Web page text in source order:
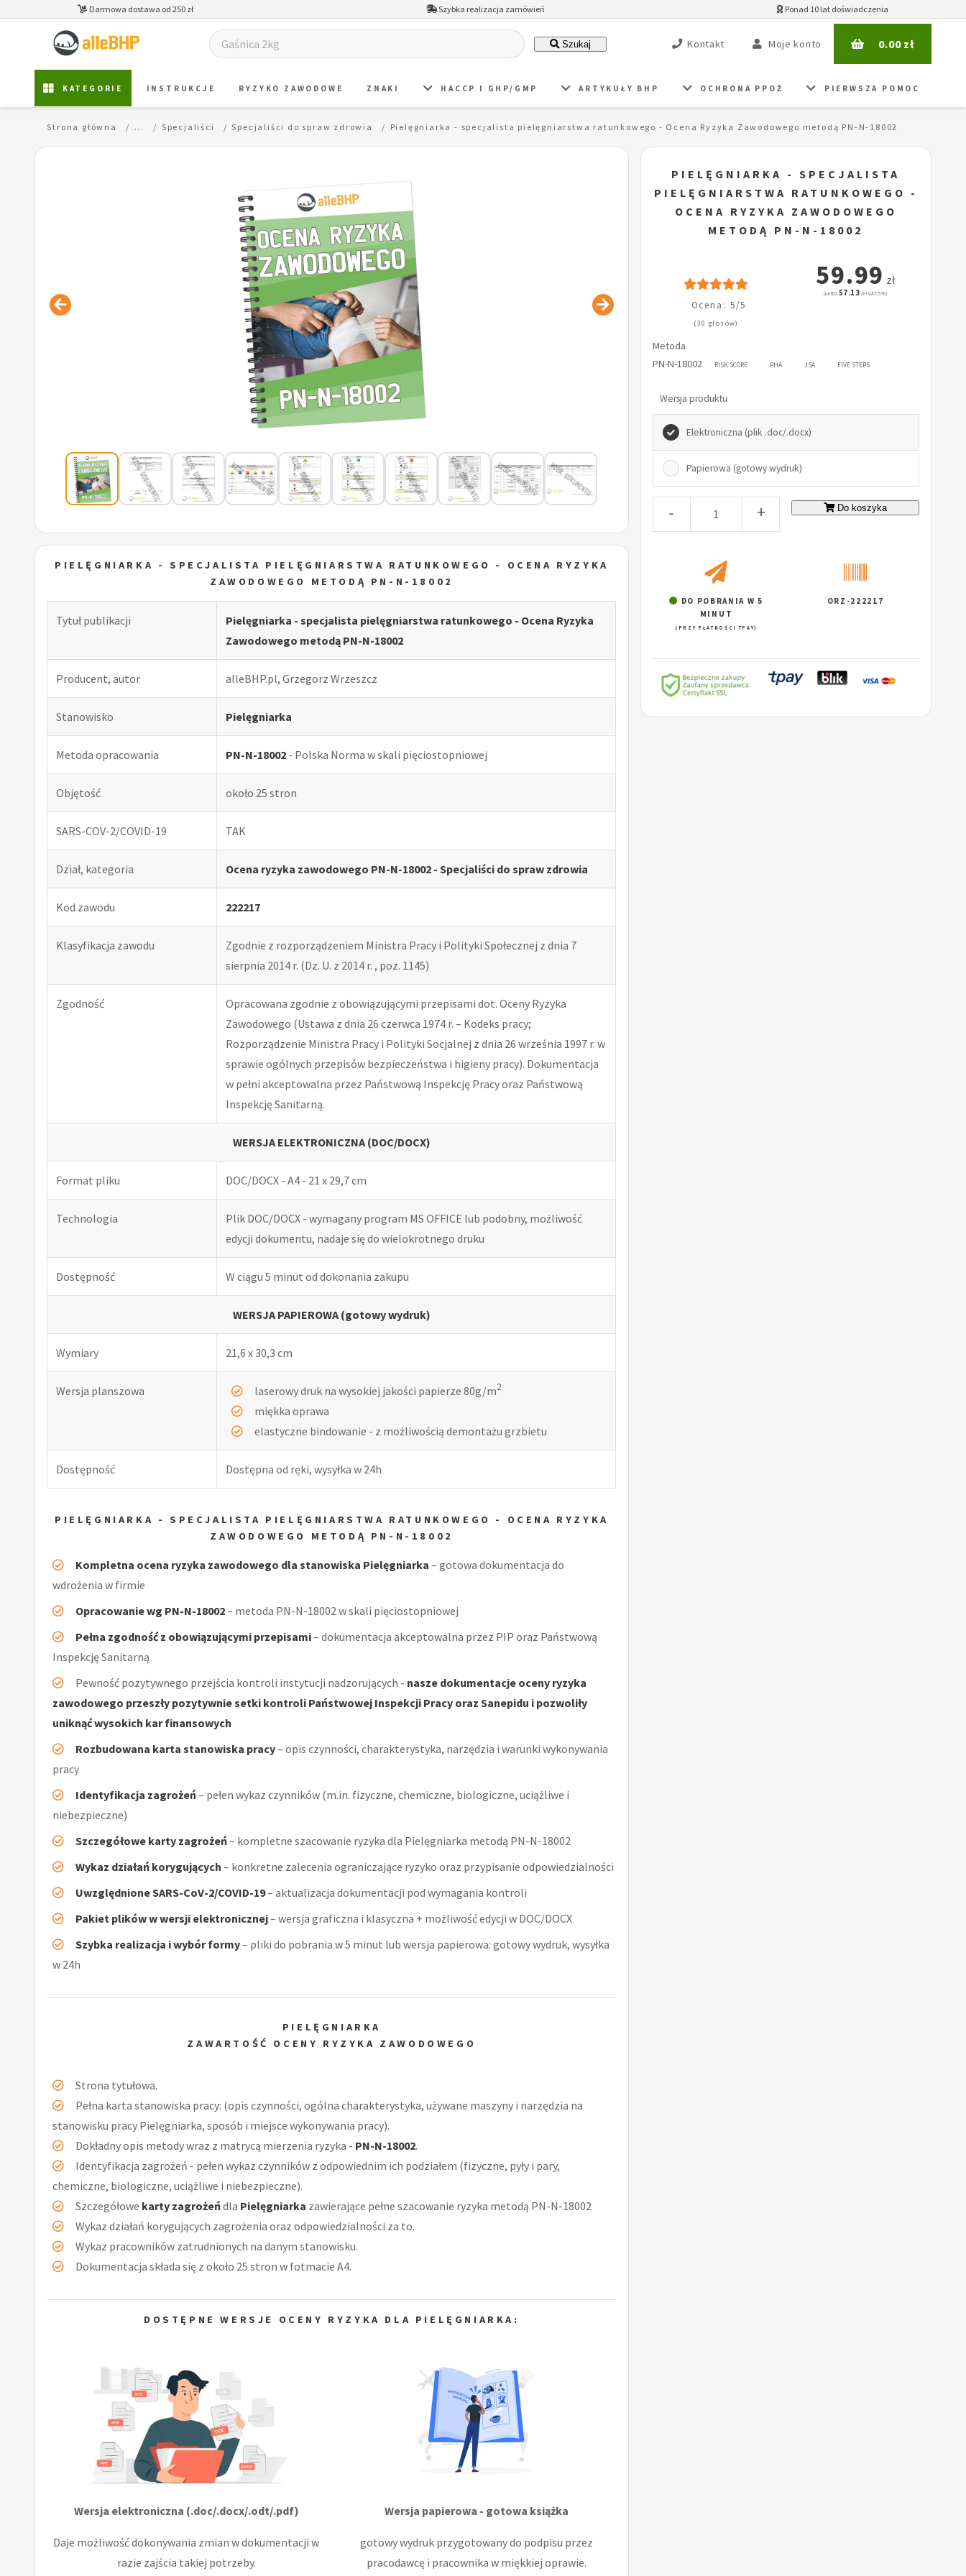
Darmowa dostawa od 250 zł Szybka realizacja zamówień Ponad 10 lat doświadczenia
Szukaj Kontakt Moje konto 0.00zł
KATEGORIE INSTRUKCJE RYZYKO ZAWODOWE ZNAKI HACCP I GHP/GMP ARTYKUŁY BHP OCHRONA PPOŻ PIERWSZA POMOC
Strona główna ... Specjaliści Specjaliści do spraw zdrowia Pielęgniarka - specjalista pielęgniarstwa ratunkowego - Ocena Ryzyka Zawodowego metodą PN-N-18002
PIELĘGNIARKA - SPECJALISTA PIELĘGNIARSTWA RATUNKOWEGO - OCENA RYZYKA
ZAWODOWEGO METODĄ PN-N-18002
Tytuł publikacji
Pielęgniarka - specjalista pielęgniarstwa ratunkowego - Ocena Ryzyka
Zawodowego metodą PN-N-18002
Producent, autor alleBHP.pl, Grzegorz Wrzeszcz
Stanowisko Pielęgniarka
Metoda opracowania PN-N-18002 - Polska Norma w skali pięciostopniowej
Objętość około 25 stron
SARS-COV-2/COVID-19 TAK
Dział, kategoria Ocena ryzyka zawodowego PN-N-18002 - Specjaliści do spraw zdrowia
Kod zawodu 222217
Klasyfikacja zawodu
Zgodnie z rozporządzeniem Ministra Pracy i Polityki Społecznej z dnia 7
sierpnia 2014 r. (Dz. U. z 2014 r. , poz. 1145)
Zgodność
Opracowana zgodnie z obowiązującymi przepisami dot. Oceny Ryzyka
Zawodowego (Ustawa z dnia 26 czerwca 1974 r. – Kodeks pracy;
Rozporządzenie Ministra Pracy i Polityki Socjalnej z dnia 26 września 1997 r. w
sprawie ogólnych przepisów bezpieczeństwa i higieny pracy). Dokumentacja
w pełni akceptowalna przez Państwową Inspekcję Pracy oraz Państwową
Inspekcję Sanitarną.
WERSJA ELEKTRONICZNA (DOC/DOCX)
Format pliku DOC/DOCX - A4 - 21 x 29,7 cm
Technologia
Plik DOC/DOCX - wymagany program MS OFFICE lub podobny, możliwość
edycji dokumentu, nadaje się do wielokrotnego druku
Dostępność W ciągu 5 minut od dokonania zakupu
WERSJA PAPIEROWA (gotowy wydruk)
Wymiary 21,6 x 30,3 cm
Wersja planszowa laserowy druk na wysokiej jakości papierze 80g/m2
miękka oprawa
elastyczne bindowanie - z możliwością demontażu grzbietu
Dostępność Dostępna od ręki, wysyłka w 24h
PIELĘGNIARKA - SPECJALISTA PIELĘGNIARSTWA RATUNKOWEGO - OCENA RYZYKA
ZAWODOWEGO METODĄ PN-N-18002
Kompletna ocena ryzyka zawodowego dla stanowiska Pielęgniarka – gotowa dokumentacja do
wdrożenia w firmie
Opracowanie wg PN-N-18002– metoda PN-N-18002 w skali pięciostopniowej
Pełna zgodność z obowiązującymi przepisami– dokumentacja akceptowalna przez PIP oraz Państwową
Inspekcję Sanitarną
Pewność pozytywnego przejścia kontroli instytucji nadzorujących - nasze dokumentacje oceny ryzyka
zawodowego przeszły pozytywnie setki kontroli Państwowej Inspekcji Pracy oraz Sanepidu i pozwoliły
uniknąć wysokich kar finansowych
Rozbudowana karta stanowiska pracy– opis czynności, charakterystyka, narzędzia i warunki wykonywania
pracy
Identyfikacja zagrożeń– pełen wykaz czynników (m.in. fizyczne, chemiczne, biologiczne, uciążliwe i
niebezpieczne)
Szczegółowe karty zagrożeń– kompletne szacowanie ryzyka dla Pielęgniarka metodą PN-N-18002
Wykaz działań korygujących – konkretne zalecenia ograniczające ryzyko oraz przypisanie odpowiedzialności
Uwzględnione SARS-CoV-2/COVID-19– aktualizacja dokumentacji pod wymagania kontroli
Pakiet plików w wersji elektronicznej– wersja graficzna i klasyczna + możliwość edycji w DOC/DOCX
Szybka realizacja i wybór formy– pliki do pobrania w 5 minut lub wersja papierowa: gotowy wydruk, wysyłka
w 24h
PIELĘGNIARKA
ZAWARTOŚĆ OCENY RYZYKA ZAWODOWEGO
Strona tytułowa.
Pełna karta stanowiska pracy: (opis czynności, ogólna charakterystyka, używane maszyny i narzędzia na
stanowisku pracy Pielęgniarka, sposób i miejsce wykonywania pracy).
Dokładny opis metody wraz z matrycą mierzenia ryzyka - PN-N-18002.
Identyfikacja zagrożeń - pełen wykaz czynników z odpowiednim ich podziałem (fizyczne, pyły i pary,
chemiczne, biologiczne, uciążliwe i niebezpieczne).
Szczegółowe karty zagrożeńdla Pielęgniarka zawierające pełne szacowanie ryzyka metodą PN-N-18002
Wykaz działań korygujących zagrożenia oraz odpowiedzialności za to.
Wykaz pracowników zatrudnionych na danym stanowisku.
Dokumentacja składa się z około 25 stron w fotmacie A4.
DOSTĘPNE WERSJE OCENY RYZYKA DLA PIELĘGNIARKA:
Wersja elektroniczna (.doc/.docx/.odt/.pdf)
Daje możliwość dokonywania zmian w dokumentacji w
razie zajścia takiej potrzeby.
Wersja papierowa - gotowa książka
gotowy wydruk przygotowany do podpisu przez
pracodawcę i pracownika w miękkiej oprawie.
PIELĘGNIARKA - SPECJALISTA
PIELĘGNIARSTWA RATUNKOWEGO -
OCENA RYZYKA ZAWODOWEGO
METODĄ PN-N-18002
Ocena: 5/5
(30 głosów)
59.99 zł
(netto:57.13 zł + VAT: 5%)
Metoda
PN-N-18002
RISK SCORE PHA JSA FIVE STEPS
Wersja produktu
Elektroniczna (plik .doc/.docx)
Papierowa (gotowy wydruk)
- + Do koszyka
DO POBRANIA W 5
MINUT
(PRZY PŁATNOŚCI TPAY)
ORZ-222217